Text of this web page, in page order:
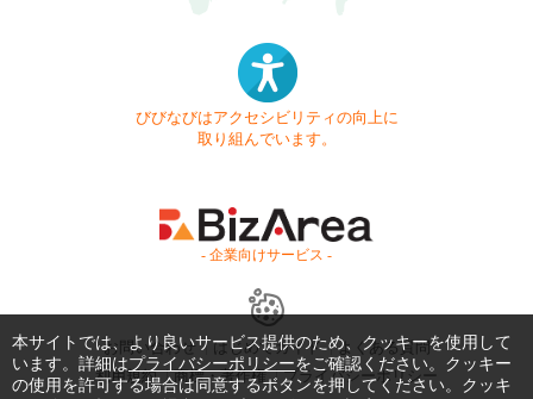
びびなびはアクセシビリティの向上に
取り組んでいます。
- 企業向けサービス -
お問い合わせ はじめてガイド
よくある質問
利用規約
商標・著作権 プライバシーポリシー
本サイトでは、より良いサービス提供のため、クッキーを使用して
います。詳細はプライバシーポリシーをご確認ください。クッキー
の使用を許可する場合は同意するボタンを押してください。クッキ